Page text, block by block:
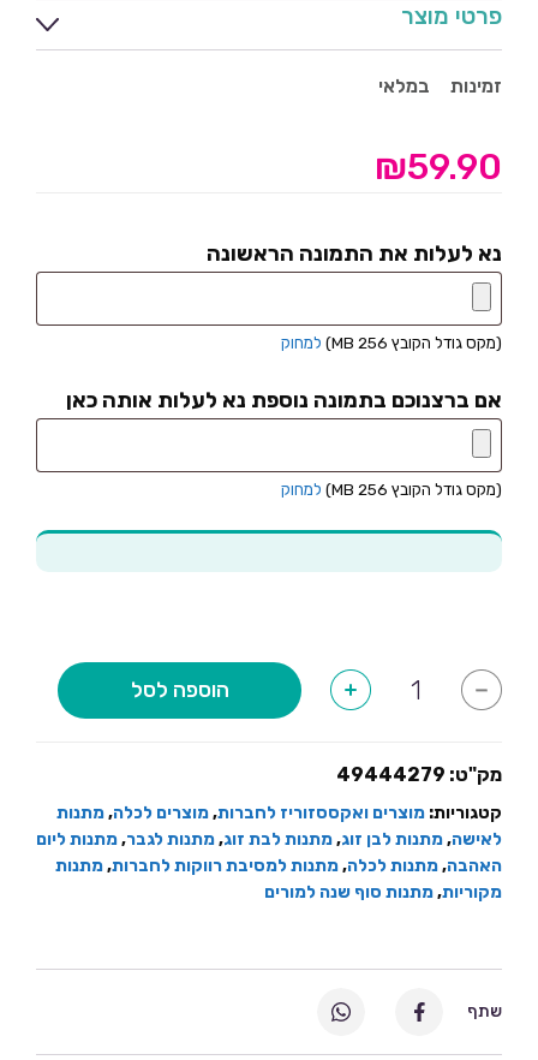
פרטי מוצר
זמינות במלאי
₪59.90
נא לעלות את התמונה הראשונה
(מקס גודל הקובץ 256 MB) למחוק
אם ברצנוכם בתמונה נוספת נא לעלות אותה כאן
(מקס גודל הקובץ 256 MB) למחוק
-
של
+ הוספה לסל
מק"ט: 49444279
קטגוריות: מוצרים ואקססזוריז לחברות,מוצרים לכלה,מתנות
לאישה,מתנות לבן זוג,מתנות לבת זוג,מתנות לגבר,מתנות ליום
האהבה,מתנות לכלה,מתנות למסיבת רווקות לחברות,מתנות
מקוריות,מתנות סוף שנה למורים
שתף